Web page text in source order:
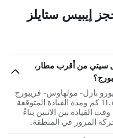
إيبيس ستايلز
سيتي من أقرب مطار،
بازل- مولهاوس- فريبورج
و إيبيس ستايلز باسيل سيتي هي 11.7 كم ومدة القيادة المتوقعة
وقت القيادة بين الاثنين بناءً
المرور في المنطقة.